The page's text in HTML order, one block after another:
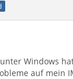
Windows
auf mein